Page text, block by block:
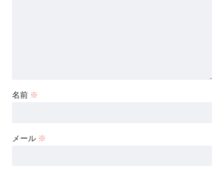
名前 ※
メール ※